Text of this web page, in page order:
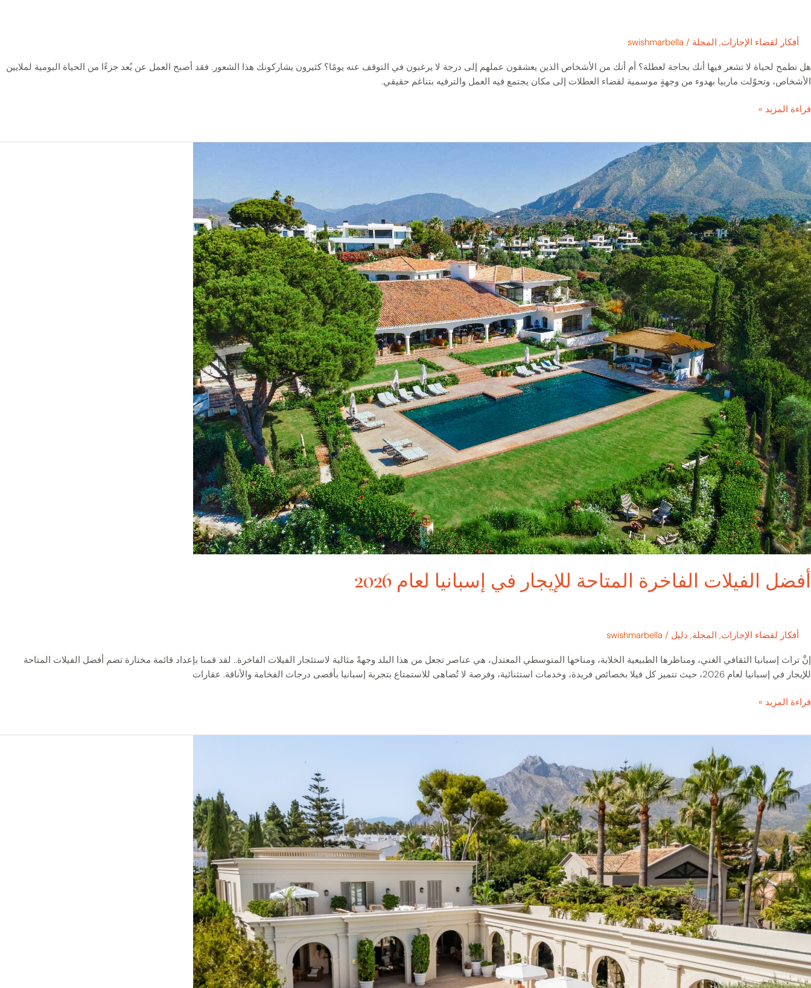
أفكار لقضاء الإجازات, المجلة /
swishmarbella
هل تطمح لحياة لا تشعر فيها أنك بحاجة لعطلة؟ أم أنك من الأشخاص الذين يعشقون عملهم إلى درجة لا يرغبون في التوقف عنه يومًا؟ كثيرون يشاركونك هذا الشعور. فقد أصبح العمل عن بُعد جزءًا من الحياة اليومية لملايين
الأشخاص، وتحوّلت ماربيا بهدوء من وجهةٍ موسمية لقضاء العطلات إلى مكان يجتمع فيه العمل والترفيه بتناغم حقيقي.
قراءة المزيد »
أفضل الفيلات الفاخرة المتاحة للإيجار في إسبانيا لعام 2026
أفكار لقضاء الإجازات, المجلة, دليل /
swishmarbella
إنَّ تراث إسبانيا الثقافي الغني، ومناظرها الطبيعية الخلابة، ومناخها المتوسطي المعتدل، هي عناصر تجعل من هذا البلد وجهةً مثالية لاستئجار الفيلات الفاخرة.. لقد قمنا بإعداد قائمة مختارة تضم أفضل الفيلات المتاحة
للإيجار في إسبانيا لعام 2026، حيث تتميز كل فيلا بخصائص فريدة، وخدمات استثنائية، وفرصة لا تُضاهى للاستمتاع بتجربة إسبانيا بأقصى درجات الفخامة والأناقة. عقارات
أفضل
الفيلات
الفاخرة
المتاحة
للإيجار
في
إسبانيا
لعام
2026
قراءة المزيد »
رفاهية
مصممة
لتناسب
جميع
المناسبات